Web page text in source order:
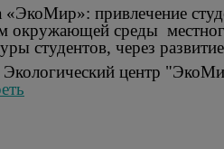
привлечение
окружающей среды
студентов, через
Экологический центр